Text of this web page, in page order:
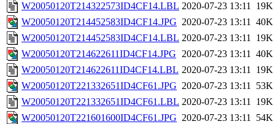
W20050120T214322573ID4CF14.LBL 2020-07-23 13:11 19K
W20050120T214452583ID4CF14.JPG 2020-07-23 13:11 40K
W20050120T214452583ID4CF14.LBL 2020-07-23 13:11 19K
W20050120T214622611ID4CF14.JPG 2020-07-23 13:11 40K
W20050120T214622611ID4CF14.LBL 2020-07-23 13:11 19K
W20050120T221332651ID4CF61.JPG 2020-07-23 13:11 53K
W20050120T221332651ID4CF61.LBL 2020-07-23 13:11 19K
W20050120T221601600ID4CF61.JPG 2020-07-23 13:11 54K